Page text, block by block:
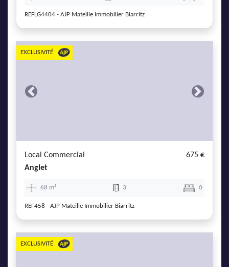
REFLG4404 - AJP Mateille Immobilier Biarritz
Previous Next
EXCLUSIVITÉ
Local Commercial
675 €
Anglet
68 m² 3 0
REF458 - AJP Mateille Immobilier Biarritz
EXCLUSIVITÉ